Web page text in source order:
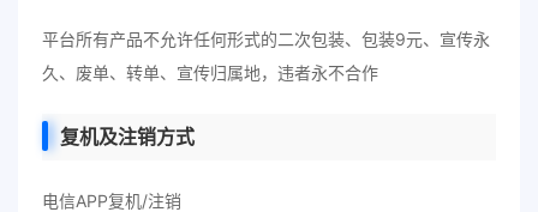
平台所有产品不允许任何形式的二次包装、包装9元、宣传永
久、废单、转单、宣传归属地，违者永不合作
复机及注销方式
电信APP复机/注销